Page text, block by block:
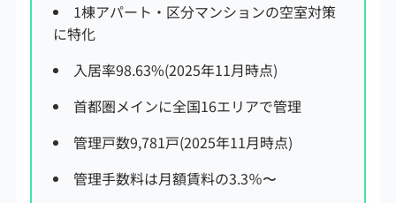
1棟アパート・区分マンションの空室対策
に特化
入居率98.63%(2025年11月時点)
首都圏メインに全国16エリアで管理
管理戸数9,781戸(2025年11月時点)
管理手数料は月額賃料の3.3％〜